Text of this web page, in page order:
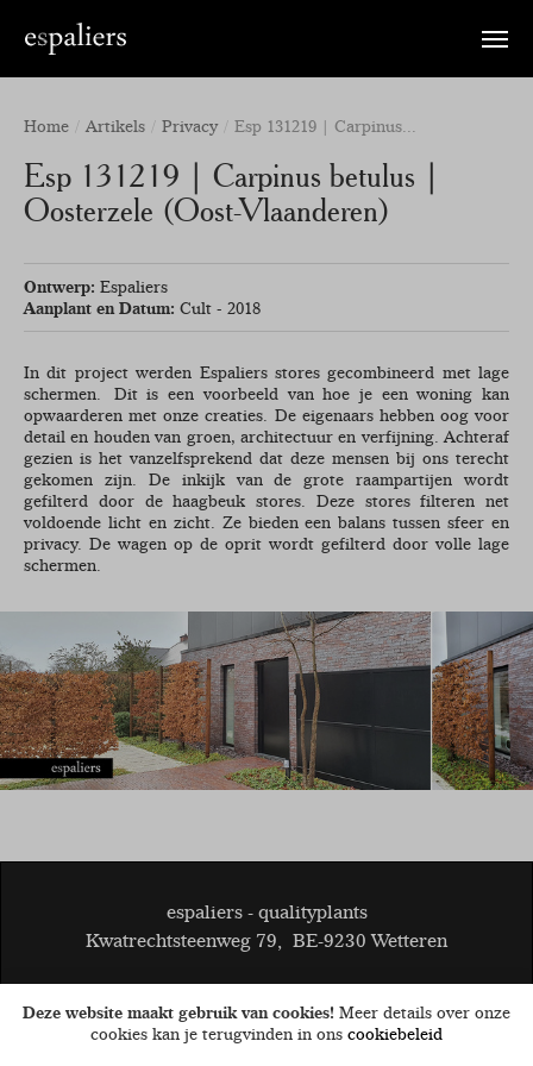
Toggle
Home Artikels Privacy Esp 131219 | Carpinus...
Esp 131219 | Carpinus betulus |
Oosterzele (Oost-Vlaanderen)
Ontwerp: Espaliers
Aanplant en Datum: Cult - 2018
In dit project werden Espaliers stores gecombineerd met lage
schermen. Dit is een voorbeeld van hoe je een woning kan
opwaarderen met onze creaties. De eigenaars hebben oog voor
detail en houden van groen, architectuur en verfijning. Achteraf
gezien is het vanzelfsprekend dat deze mensen bij ons terecht
gekomen zijn. De inkijk van de grote raampartijen wordt
gefilterd door de haagbeuk stores. Deze stores filteren net
voldoende licht en zicht. Ze bieden een balans tussen sfeer en
privacy. De wagen op de oprit wordt gefilterd door volle lage
schermen.
espaliers - qualityplants
Kwatrechtsteenweg 79, BE-9230 Wetteren
© 2026 BE 0808.403.047
Algemene voorwaarden
Disclaimer Cookies privacy
Deze website maakt gebruik van cookies! Meer details over onze
cookies kan je terugvinden in ons cookiebeleid